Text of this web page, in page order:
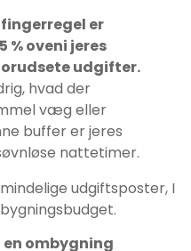
er
% oveni jeres
udgifter.
hvad der
væg eller
buffer er jeres
nattetimer.
udgiftsposter, I
ombygning